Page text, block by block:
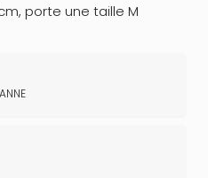
porte une taille M